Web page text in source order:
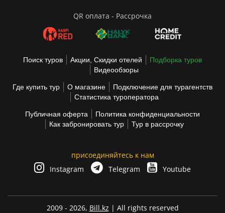
QR оплата - Рассрочка
Поиск туров Акции, Скидки отелей
Подборка туров
Видеообзоры
Где купить тур О магазине
Подключение для турагентств
Статистика туроператора
Публичная оферта
Политика конфиденциальности
Как забронировать тур
Тур в рассрочку
присоединяйтесь к нам
Instagram
Telegram Youtube
2009 - 2026, Bill.kz | All rights reserved